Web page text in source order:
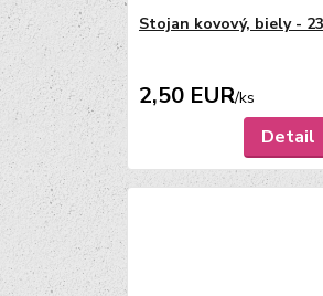
Stojan kovový, biely -
2,50 EUR/ks
Detail